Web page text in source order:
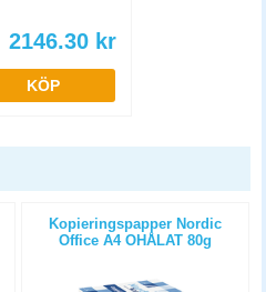
2146.30 kr
KÖP
Kopieringspapper Nordic
Office A4 OHÅLAT 80g